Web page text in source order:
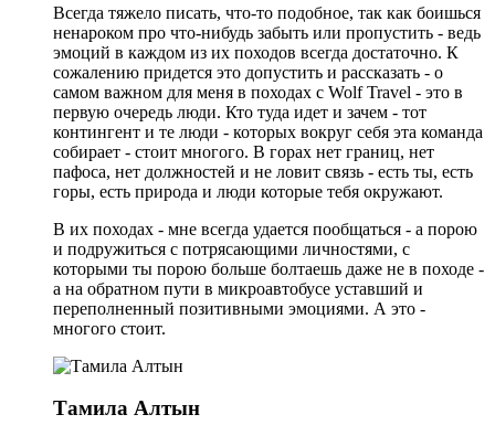
Всегда тяжело писать, что-то подобное, так как боишься
ненароком про что-нибудь забыть или пропустить - ведь
эмоций в каждом из их походов всегда достаточно. К
сожалению придется это допустить и рассказать - о
самом важном для меня в походах с Wolf Travel - это в
первую очередь люди. Кто туда идет и зачем - тот
контингент и те люди - которых вокруг себя эта команда
собирает - стоит многого. В горах нет границ, нет
пафоса, нет должностей и не ловит связь - есть ты, есть
горы, есть природа и люди которые тебя окружают.
В их походах - мне всегда удается пообщаться - а порою
и подружиться с потрясающими личностями, с
которыми ты порою больше болтаешь даже не в походе -
а на обратном пути в микроавтобусе уставший и
переполненный позитивными эмоциями. А это -
многого стоит.
Тамила Алтын